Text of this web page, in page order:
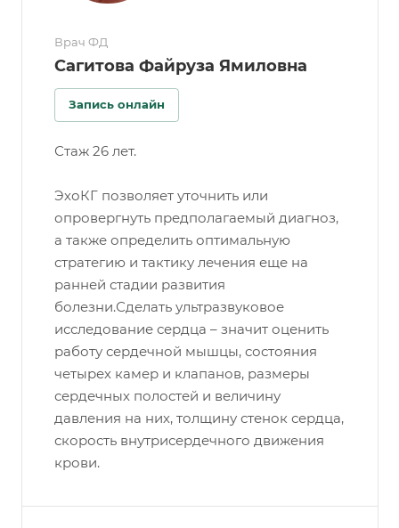
Врач ФД
Сагитова Файруза Ямиловна
Запись онлайн
Стаж 26 лет.
ЭхоКГ позволяет уточнить или
опровергнуть предполагаемый диагноз,
а также определить оптимальную
стратегию и тактику лечения еще на
ранней стадии развития
болезни.Сделать ультразвуковое
исследование сердца – значит оценить
работу сердечной мышцы, состояния
четырех камер и клапанов, размеры
сердечных полостей и величину
давления на них, толщину стенок сердца,
скорость внутрисердечного движения
крови.